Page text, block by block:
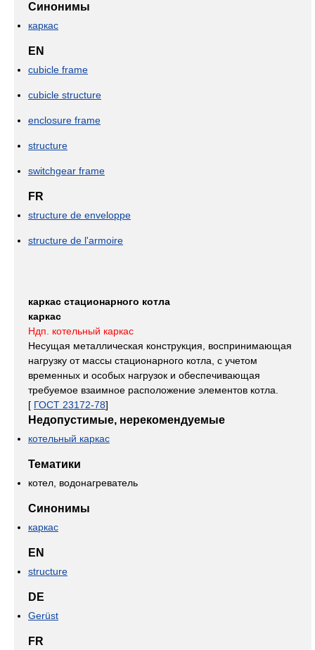
Синонимы
каркас
EN
cubicle frame
cubicle structure
enclosure frame
structure
switchgear frame
FR
structure de enveloppe
structure de l'armoire
каркас стационарного котла
каркас
Ндп. котельный каркас
Несущая металлическая конструкция, воспринимающая
нагрузку от массы стационарного котла, с учетом
временных и особых нагрузок и обеспечивающая
требуемое взаимное расположение элементов котла.
[ ГОСТ 23172-78]
Недопустимые, нерекомендуемые
котельный каркас
Тематики
котел, водонагреватель
Синонимы
каркас
EN
structure
DE
Gerüst
FR